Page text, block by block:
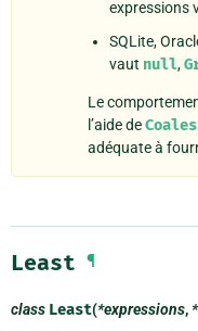
expressions
SQLite,
vaut null,
Le
l’aide de
adéquate à
Least ¶
class Least(*expressions,